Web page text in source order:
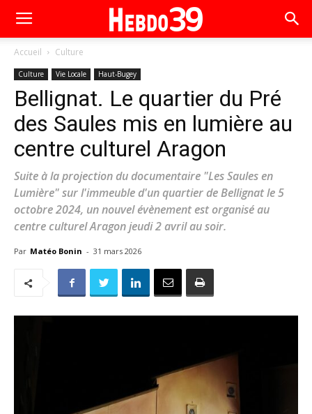
Accueil Culture
Culture Vie Locale Haut-Bugey
Bellignat. Le quartier du Pré
des Saules mis en lumière au
centre culturel Aragon
Suite à la projection du documentaire "Les Saules en
Lumière" sur l'immeuble d'un quartier de Bellignat le 5
octobre 2024, un nouvel évènement est organisé au
centre culturel Aragon jeudi 2 avril au soir.
Par Matéo Bonin - 31 mars 2026